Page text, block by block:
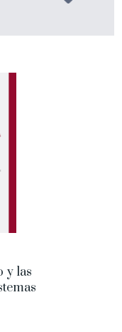
y las